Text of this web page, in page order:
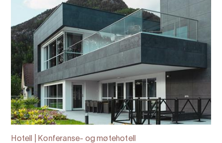
Hotell | Konferanse- og møtehotell